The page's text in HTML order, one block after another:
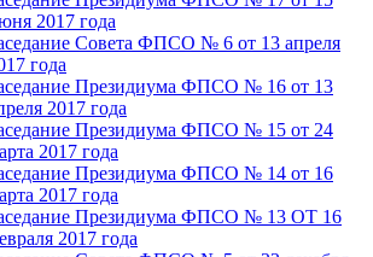
2017 года
Совета ФПСО № 6 от 13 апреля
года
Президиума ФПСО № 16 от 13
2017 года
Президиума ФПСО № 15 от 24
2017 года
Президиума ФПСО № 14 от 16
2017 года
Президиума ФПСО № 13 ОТ 16
2017 года